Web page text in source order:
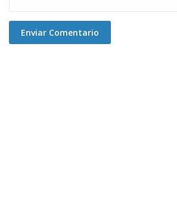
Enviar Comentario